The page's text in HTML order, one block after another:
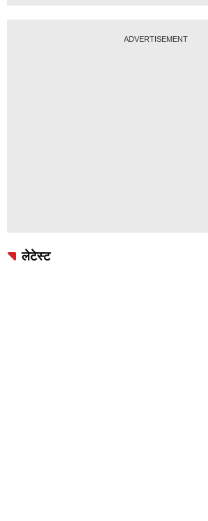
ADVERTISEMENT
लेटेस्ट